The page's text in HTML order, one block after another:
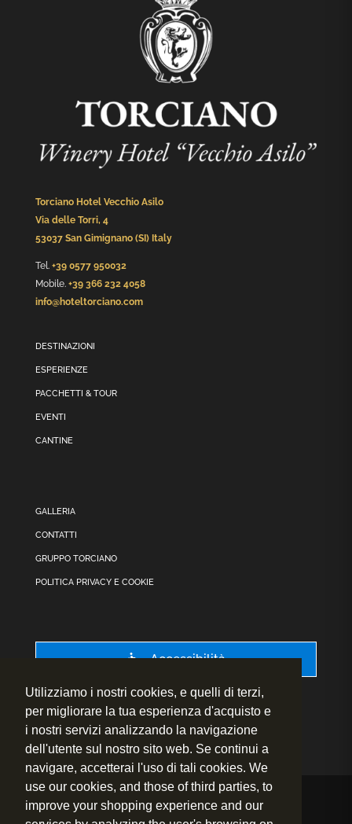
Utilizziamo i nostri cookies, e quelli di terzi,
per migliorare la tua esperienza d'acquisto e
i nostri servizi analizzando la navigazione
dell'utente sul nostro sito web. Se continui a
navigare, accetterai l'uso di tali cookies. We
use our cookies, and those of third parties, to
improve your shopping experience and our
Torciano Hotel Vecchio Asilo
Via delle Torri, 4
53037 San Gimignano (SI) Italy
Tel. +39 0577 950032
Mobile. +39 366 232 4058
info@hoteltorciano.com
DESTINAZIONI
ESPERIENZE
PACCHETTI & TOUR
EVENTI
CANTINE
GALLERIA
CONTATTI
GRUPPO TORCIANO
POLITICA PRIVACY E COOKIE
Accessibilità
© 2020 – 2026 Fly to Wine s.r.l. – P.IVA.: 01460730524